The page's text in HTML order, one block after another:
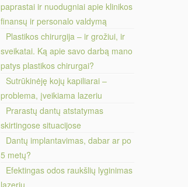
paprastai ir nuodugniai apie klinikos
finansų ir personalo valdymą
Plastikos chirurgija – ir grožiui, ir
sveikatai. Ką apie savo darbą mano
patys plastikos chirurgai?
Sutrūkinėję kojų kapiliarai –
problema, įveikiama lazeriu
Prarastų dantų atstatymas
skirtingose situacijose
Dantų implantavimas, dabar ar po
5 metų?
Efektingas odos raukšlių lyginimas
lazeriu